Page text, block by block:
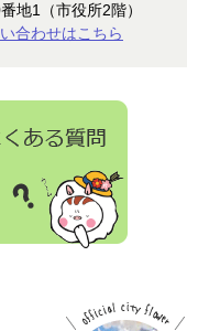
地1（市役所2階）
合わせはこちら